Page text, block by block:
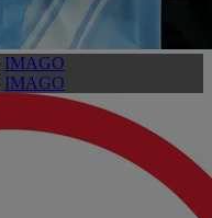
IMAGO
IMAGO